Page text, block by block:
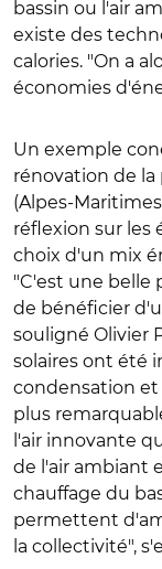
bassin ou l'air
existe des
calories. "On a
économies
Un exemple
rénovation de
(Alpes-
réflexion sur les
choix d'un mix
"C'est une belle
de bénéficier
souligné Olivier
solaires ont été
condensation et
plus
l'air innovante
de l'air ambiant
chauffage du
permettent
la collectivité",